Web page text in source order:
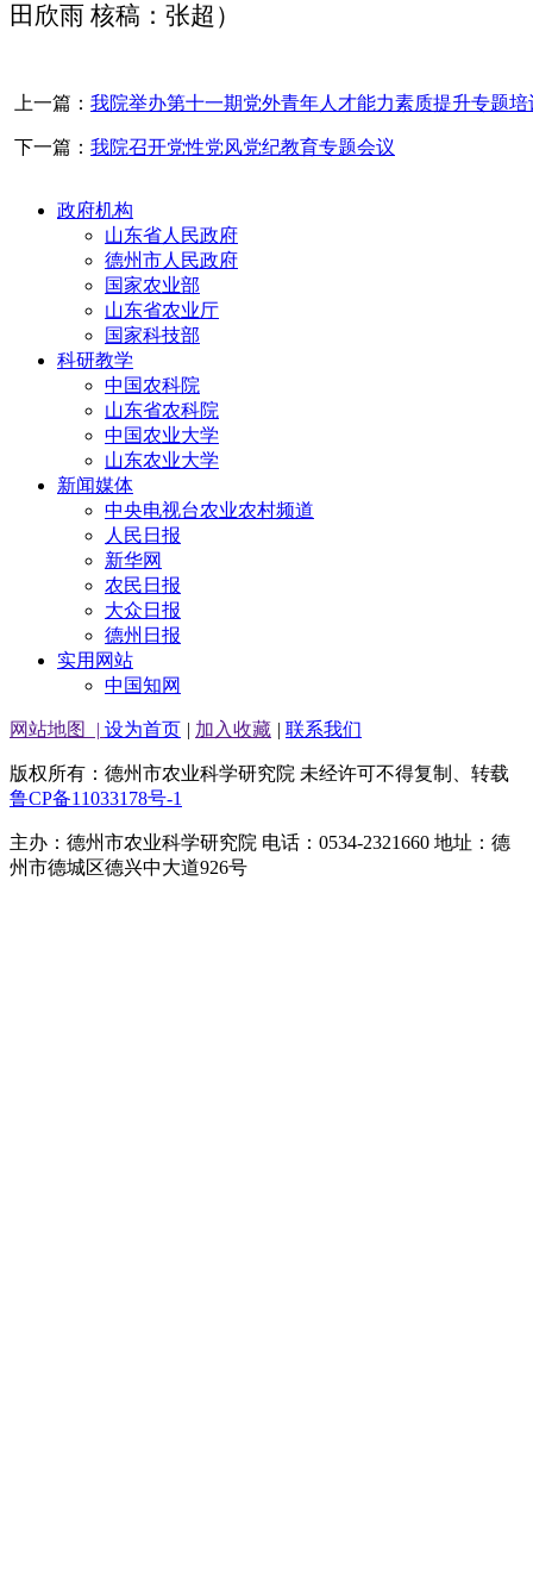
田欣雨 核稿：张超）
上一篇： 我院举办第十一期党外青年人才能力素质提升专题培
下一篇： 我院召开党性党风党纪教育专题会议
政府机构
山东省人民政府
德州市人民政府
国家农业部
山东省农业厅
国家科技部
科研教学
中国农科院
山东省农科院
中国农业大学
山东农业大学
新闻媒体
中央电视台农业农村频道
人民日报
新华网
农民日报
大众日报
德州日报
实用网站
中国知网
网站地图 | 设为首页 | 加入收藏 | 联系我们
版权所有：德州市农业科学研究院 未经许可不得复制、转载
鲁CP备11033178号-1
主办：德州市农业科学研究院 电话：0534-2321660 地址：德
州市德城区德兴中大道926号